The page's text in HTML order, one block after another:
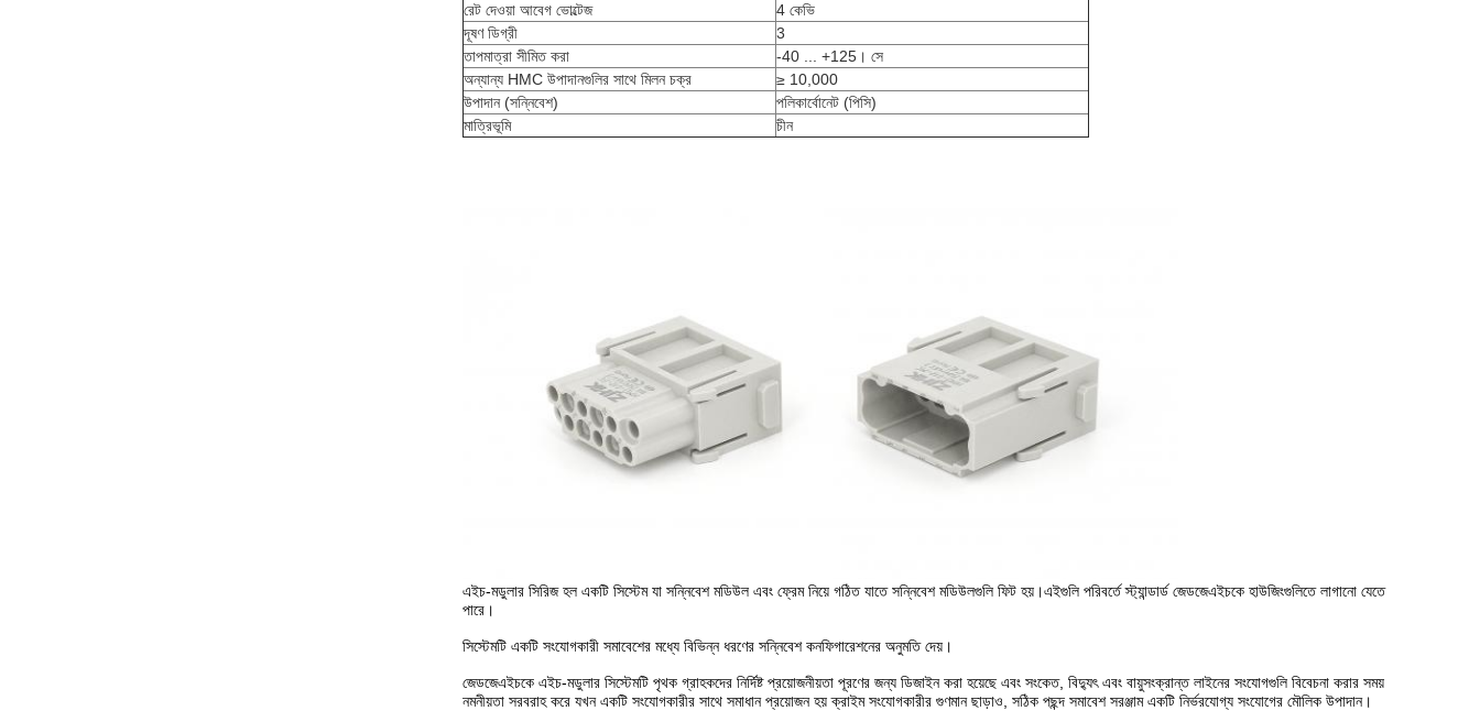
রেট দেওয়া আবেগ ভোল্টেজ
4 কেভি
দূষণ ডিগ্রী
3
তাপমাত্রা সীমিত করা
-40 ... +125। সে
অন্যান্য HMC উপাদানগুলির সাথে মিলন চক্র
≥ 10,000
উপাদান (সন্নিবেশ)
পলিকার্বোনেট (পিসি)
মাত্রিভূমি
চীন
এইচ-মডুলার সিরিজ হল একটি সিস্টেম যা সন্নিবেশ মডিউল এবং ফ্রেম নিয়ে গঠিত যাতে সন্নিবেশ মডিউলগুলি ফিট হয়।এইগুলি পরিবর্তে স্ট্যান্ডার্ড জেডজেএইচকে হাউজিংগুলিতে লাগানো যেতে
পারে।
সিস্টেমটি একটি সংযোগকারী সমাবেশের মধ্যে বিভিন্ন ধরণের সন্নিবেশ কনফিগারেশনের অনুমতি দেয়।
জেডজেএইচকে এইচ-মডুলার সিস্টেমটি পৃথক গ্রাহকদের নির্দিষ্ট প্রয়োজনীয়তা পূরণের জন্য ডিজাইন করা হয়েছে এবং সংকেত, বিদ্যুৎ এবং বায়ুসংক্রান্ত লাইনের সংযোগগুলি বিবেচনা করার সময়
নমনীয়তা সরবরাহ করে যখন একটি সংযোগকারীর সাথে সমাধান প্রয়োজন হয় ক্রাইম সংযোগকারীর গুণমান ছাড়াও, সঠিক পছন্দ সমাবেশ সরঞ্জাম একটি নির্ভরযোগ্য সংযোগের মৌলিক উপাদান।